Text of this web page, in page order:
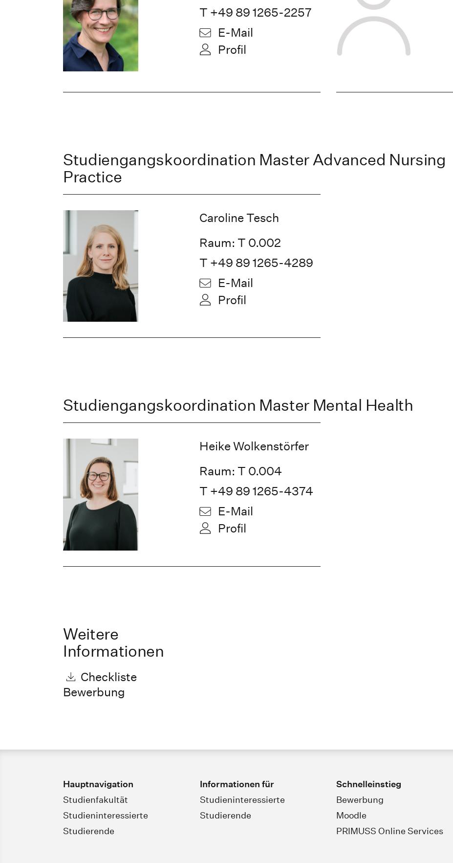
T +49 89 1265-2257
E-Mail
Profil
Studiengangskoordination Master Advanced Nursing
Practice
Caroline Tesch
Raum: T 0.002
T +49 89 1265-4289
E-Mail
Profil
Studiengangskoordination Master Mental Health
Heike Wolkenstörfer
Raum: T 0.004
T +49 89 1265-4374
E-Mail
Profil
Weitere
Informationen
Checkliste
Bewerbung
Hauptnavigation
Studienfakultät
Studieninteressierte
Studierende
Informationen für
Studieninteressierte
Studierende
Schnelleinstieg
Bewerbung
Moodle
PRIMUSS Online Services